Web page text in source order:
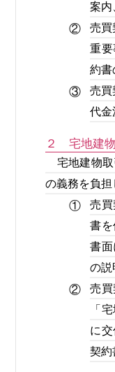
案内
②
売買
重
約書
③
売買
代金
２ 宅地建
宅地建物
の義務を負担
①
売
書を
書
の説
②
売
「
に
契約